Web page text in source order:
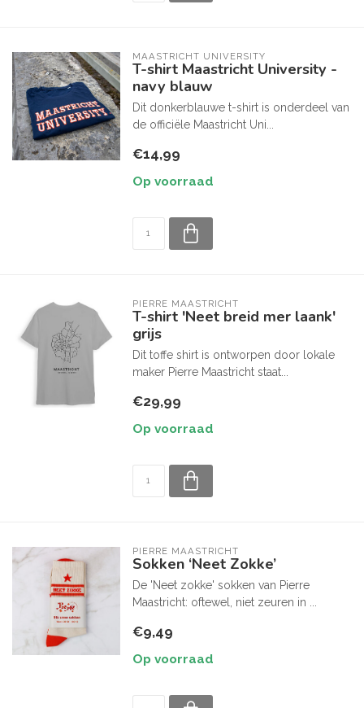
MAASTRICHT UNIVERSITY
T-shirt Maastricht University -
navy blauw
Dit donkerblauwe t-shirt is onderdeel van
de officiële Maastricht Uni...
€14,99
Op voorraad
PIERRE MAASTRICHT
T-shirt 'Neet breid mer laank'
grijs
Dit toffe shirt is ontworpen door lokale
maker Pierre Maastricht staat...
€29,99
Op voorraad
PIERRE MAASTRICHT
Sokken ‘Neet Zokke’
De 'Neet zokke' sokken van Pierre
Maastricht: oftewel, niet zeuren in ...
€9,49
Op voorraad